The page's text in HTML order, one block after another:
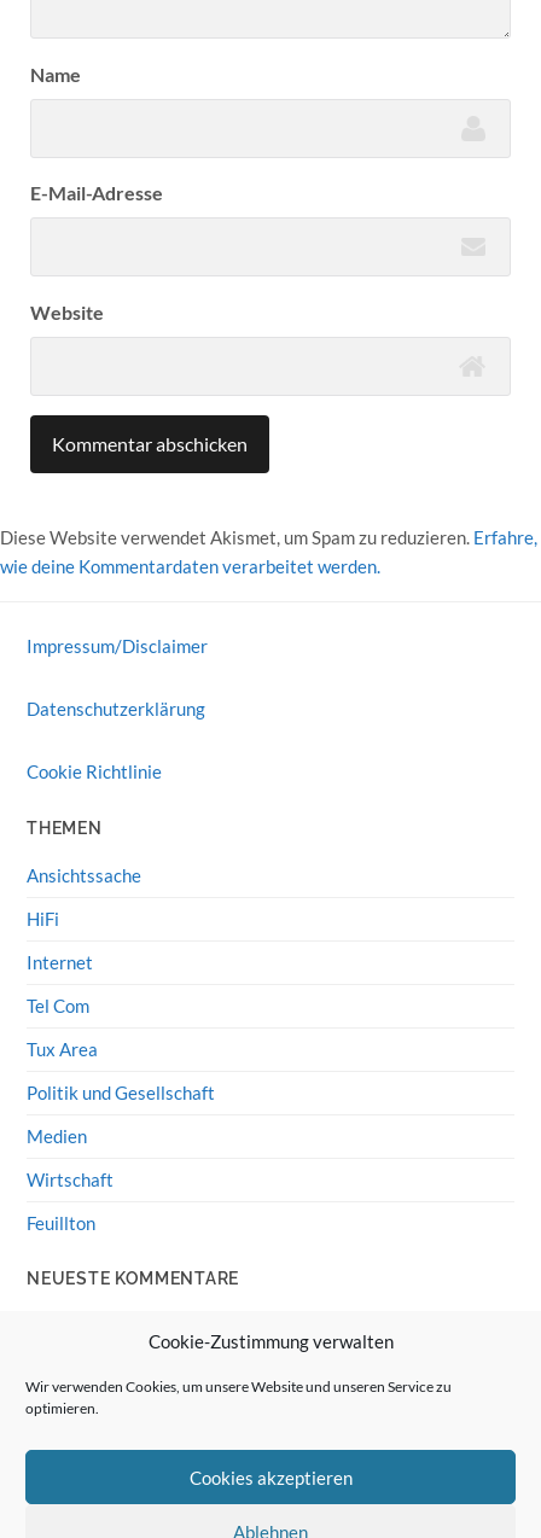
Cookie-Zustimmung verwalten
Wir verwenden Cookies, um unsere Website und unseren Service zu
optimieren.
Cookies akzeptieren
Ablehnen
Name
E-Mail-Adresse
Website
Diese Website verwendet Akismet, um Spam zu reduzieren. Erfahre,
wie deine Kommentardaten verarbeitet werden.
Impressum/Disclaimer
Datenschutzerklärung
Cookie Richtlinie
THEMEN
Ansichtssache
HiFi
Internet
Tel Com
Tux Area
Politik und Gesellschaft
Medien
Wirtschaft
Feuillton
NEUESTE KOMMENTARE
Wolff von Rechenberg
Linux Mint: Google Drive integrieren
HiFi-Klassiker: Celestion 3